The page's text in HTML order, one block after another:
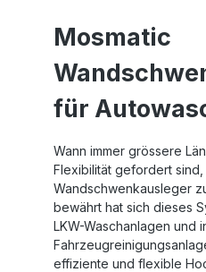
Mosmatic
für
Wann immer grössere
Flexibilität gefordert
Wandschwenkausleger
bewährt hat sich dieses
LKW-Waschanlagen und
effiziente und flexible